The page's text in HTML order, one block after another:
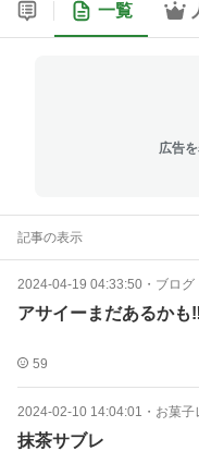
一覧
広告
記事の表示
2024-04-19 04:33:50 ・ ブログ
アサイーまだあるかも
59
2024-02-10 14:04:01 ・ お菓子
抹茶サブレ